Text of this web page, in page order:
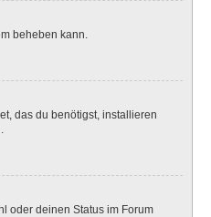
beheben kann.
das du benötigst, installieren
oder deinen Status im Forum